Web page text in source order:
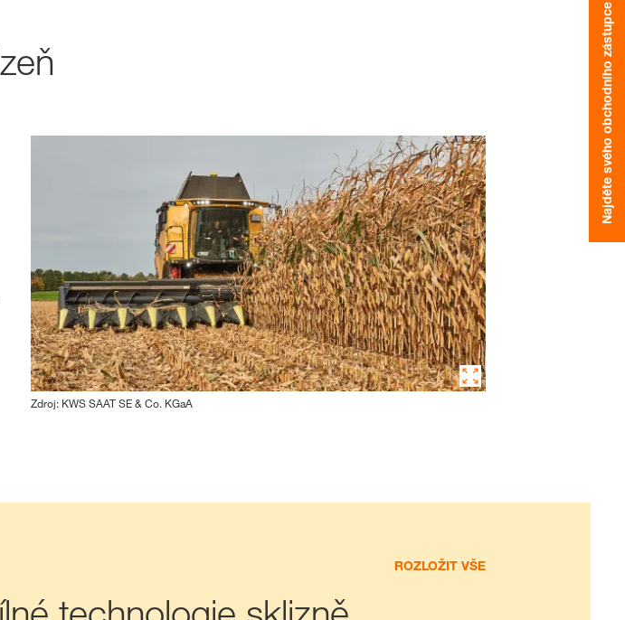
Program Rape Seed
REGISTROVAT SE
Mezinárodní témata
skupiny KWS na
kws.com/corp
Zdroj: KWS SAAT SE & Co. KGaA
ROZLOŽIT VŠE
Najděte svého obchodního zástupce